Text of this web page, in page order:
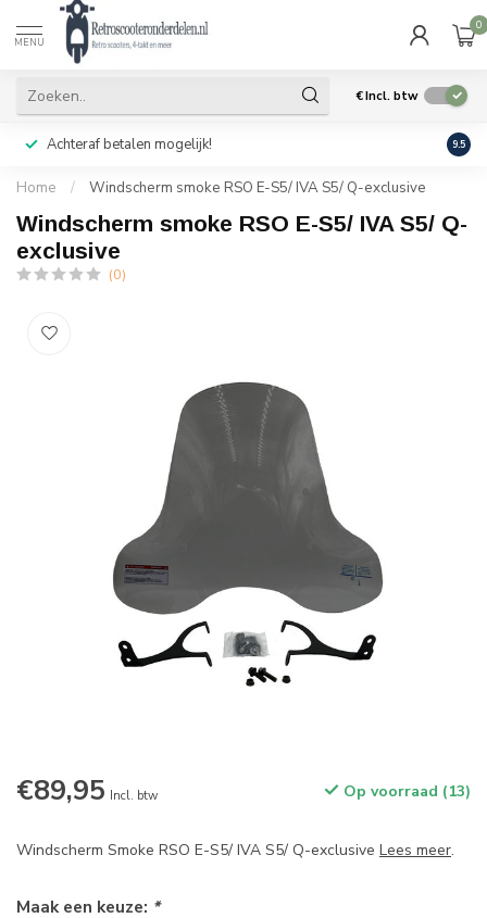
MENU
0
€Incl. btw
Achteraf betalen mogelijk! Geen
9.5
Home / Windscherm smoke RSO E-S5/ IVA S5/ Q-exclusive
Windscherm smoke RSO E-S5/ IVA S5/ Q-
exclusive
(0)
€89,95 Incl. btw Op voorraad (13)
Windscherm Smoke RSO E-S5/ IVA S5/ Q-exclusive Lees meer.
Maak een keuze: *